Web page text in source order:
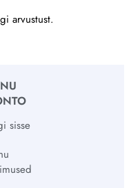
arvustust.
sisse